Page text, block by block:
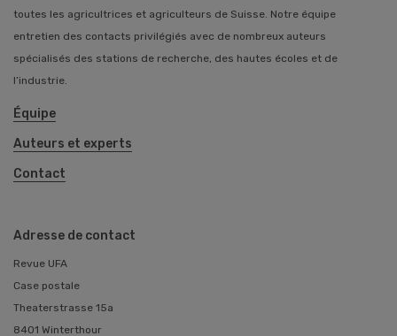
toutes les agricultrices et agriculteurs de Suisse. Notre équipe
entretien des contacts privilégiés avec de nombreux auteurs
spécialisés des stations de recherche, des hautes écoles et de
l’industrie.
Équipe
Auteurs et experts
Contact
Adresse de contact
Revue UFA
Case postale
Theaterstrasse 15a
8401 Winterthour